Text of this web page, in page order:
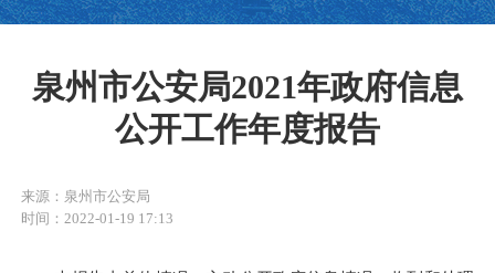
泉州市公安局2021年政府信息
公开工作年度报告
来源：泉州市公安局
时间：2022-01-19 17:13